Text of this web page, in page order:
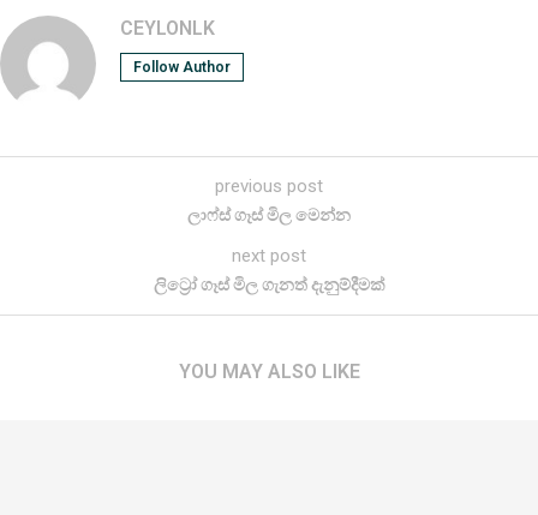
CEYLONLK
Follow Author
previous post
ලාෆ්ස් ගෑස් මිල මෙන්න
next post
ලිට්‍රෝ ගෑස් මිල ගැනත් දැනුම්දීමක්
YOU MAY ALSO LIKE